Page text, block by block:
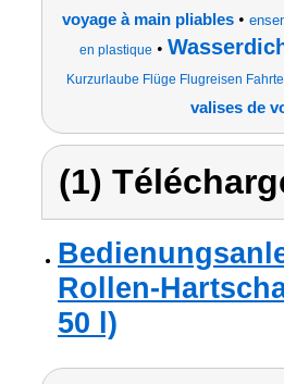
voyage à main pliables•
en plastique •
Kurzurlaube Flüge Flugreisen
valises de
(1)
Rollen-
50 l)